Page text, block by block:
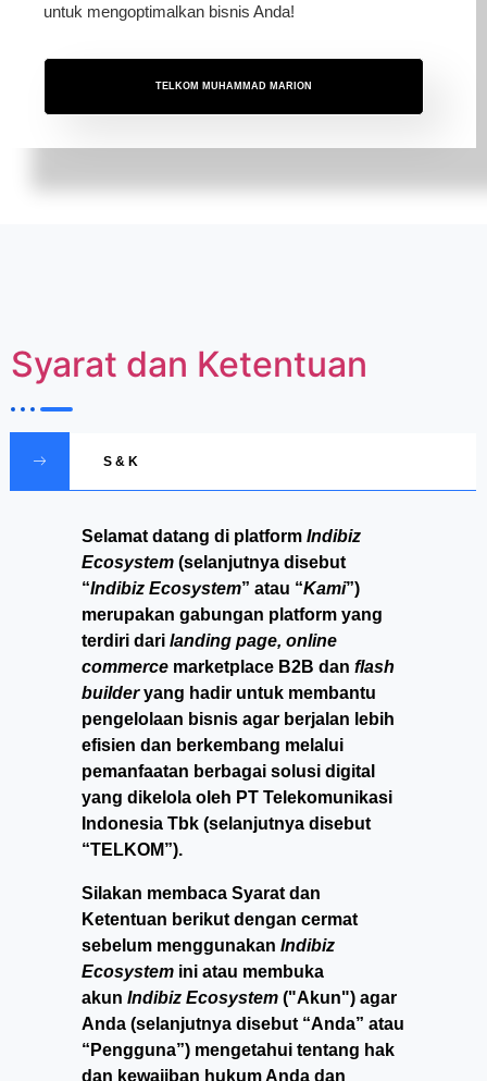
untuk mengoptimalkan bisnis Anda!
TELKOM MUHAMMAD MARION
Syarat dan Ketentuan
S & K
Selamat datang di platform Indibiz
Ecosystem (selanjutnya disebut
“Indibiz Ecosystem” atau “Kami”)
merupakan gabungan platform yang
terdiri dari landing page, online
commerce marketplace B2B dan flash
builderyang hadir untuk membantu
pengelolaan bisnis agar berjalan lebih
efisien dan berkembang melalui
pemanfaatan berbagai solusi digital
yang dikelola oleh PT Telekomunikasi
Indonesia Tbk (selanjutnya disebut
“TELKOM”).
Silakan membaca Syarat dan
Ketentuan berikut dengan cermat
sebelum menggunakan Indibiz
Ecosystem ini atau membuka
akun Indibiz Ecosystem ("Akun") agar
Anda (selanjutnya disebut “Anda” atau
“Pengguna”) mengetahui tentang hak
dan kewajiban hukum Anda dan